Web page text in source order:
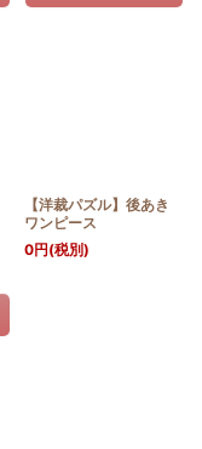
【洋裁パズル】後あき
ワンピース
0円(税別)